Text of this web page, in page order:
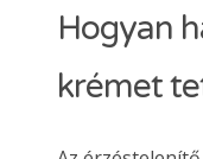
Hogyan
krémet